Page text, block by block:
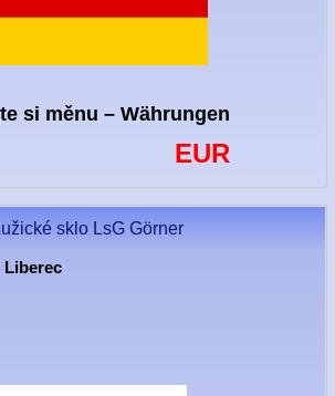
si měnu – Währungen
EUR
sklo LsG Görner
Liberec